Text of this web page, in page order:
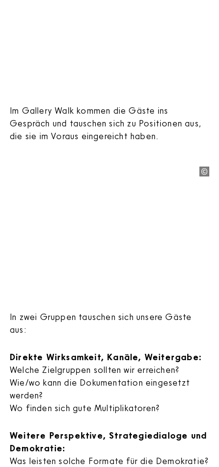
Im Gallery Walk kommen die Gäste ins
Gespräch und tauschen sich zu Positionen aus,
die sie im Voraus eingereicht haben.
In zwei Gruppen tauschen sich unsere Gäste
aus:
Direkte Wirksamkeit, Kanäle, Weitergabe:
Welche Zielgruppen sollten wir erreichen?
Wie/wo kann die Dokumentation eingesetzt
werden?
Wo finden sich gute Multiplikatoren?
Weitere Perspektive, Strategiedialoge und
Demokratie:
Was leisten solche Formate für die Demokratie?